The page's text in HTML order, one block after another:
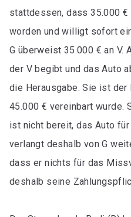
stattdessen, dass 35.000 €
worden und willigt sofort
G überweist 35.000 € an V.
der V begibt und das Auto
die Herausgabe. Sie ist
45.000 € vereinbart wurde.
ist nicht bereit, das Auto
verlangt deshalb von G
dass er nichts für das
deshalb seine